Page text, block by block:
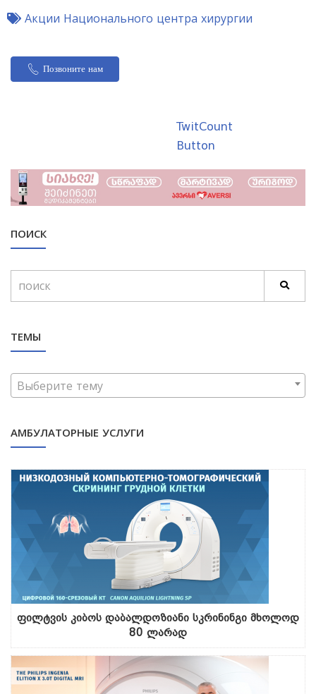
Акции Национального центра хирургии
Позвоните нам
TwitCount
Button
ПОИСК
ТЕМЫ
Выберите тему
АМБУЛАТОРНЫЕ УСЛУГИ
ფილტვის კიბოს დაბალდოზიანი სკრინინგი მხოლოდ
80 ლარად